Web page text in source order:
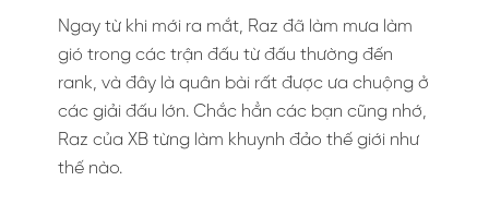
Ngay từ khi mới ra mắt, Raz đã làm mưa làm
gió trong các trận đấu từ đấu thường đến
rank, và đây là quân bài rất được ưa chuộng ở
các giải đấu lớn. Chắc hẳn các bạn cũng nhớ,
Raz của XB từng làm khuynh đảo thế giới như
thế nào.